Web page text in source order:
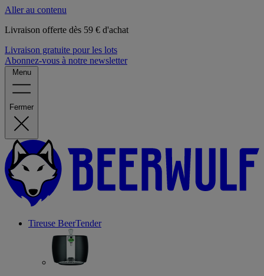
Aller au contenu
Livraison offerte dès 59 € d'achat
Livraison gratuite pour les lots
Abonnez-vous à notre newsletter
Menu
Fermer
Tireuse BeerTender